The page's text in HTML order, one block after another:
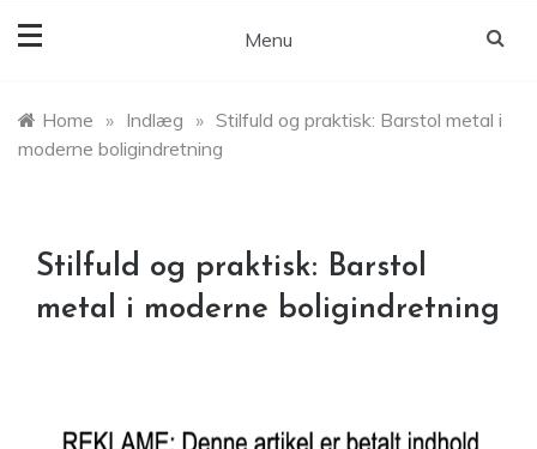
Menu
Home » Indlæg » Stilfuld og praktisk: Barstol metal i
moderne boligindretning
Stilfuld og praktisk: Barstol
metal i moderne boligindretning